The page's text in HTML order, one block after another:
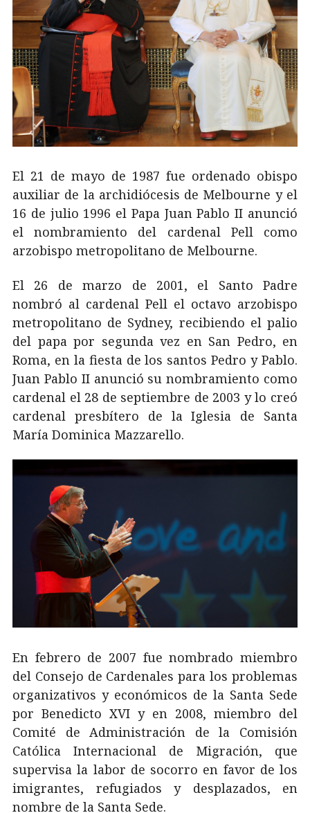
El 21 de mayo de 1987 fue ordenado obispo
auxiliar de la archidiócesis de Melbourne y el
16 de julio 1996 el Papa Juan Pablo II anunció
el nombramiento del cardenal Pell como
arzobispo metropolitano de Melbourne.
El 26 de marzo de 2001, el Santo Padre
nombró al cardenal Pell el octavo arzobispo
metropolitano de Sydney, recibiendo el palio
del papa por segunda vez en San Pedro, en
Roma, en la fiesta de los santos Pedro y Pablo.
Juan Pablo II anunció su nombramiento como
cardenal el 28 de septiembre de 2003 y lo creó
cardenal presbítero de la Iglesia de Santa
María Dominica Mazzarello.
En febrero de 2007 fue nombrado miembro
del Consejo de Cardenales para los problemas
organizativos y económicos de la Santa Sede
por Benedicto XVI y en 2008, miembro del
Comité de Administración de la Comisión
Católica Internacional de Migración, que
supervisa la labor de socorro en favor de los
imigrantes, refugiados y desplazados, en
nombre de la Santa Sede.